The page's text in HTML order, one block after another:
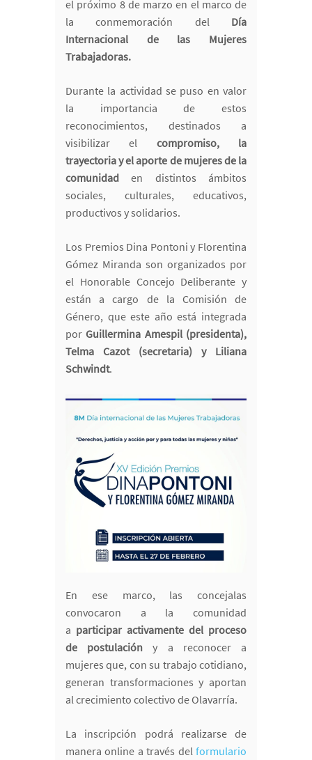
el próximo 8 de marzo en el marco de
la conmemoración del Día
Internacional de las Mujeres
Trabajadoras.
Durante la actividad se puso en valor
la importancia de estos
reconocimientos, destinados a
visibilizar el compromiso, la
trayectoria y el aporte de mujeres de la
comunidad en distintos ámbitos
sociales, culturales, educativos,
productivos y solidarios.
Los Premios Dina Pontoni y Florentina
Gómez Miranda son organizados por
el Honorable Concejo Deliberante y
están a cargo de la Comisión de
Género, que este año está integrada
porGuillermina Amespil (presidenta),
Telma Cazot (secretaria) y Liliana
Schwindt.
En ese marco, las concejalas
convocaron a la comunidad
a participar activamente del proceso
de postulación y a reconocer a
mujeres que, con su trabajo cotidiano,
generan transformaciones y aportan
al crecimiento colectivo de Olavarría.
La inscripción podrá realizarse de
manera online a través del formulario